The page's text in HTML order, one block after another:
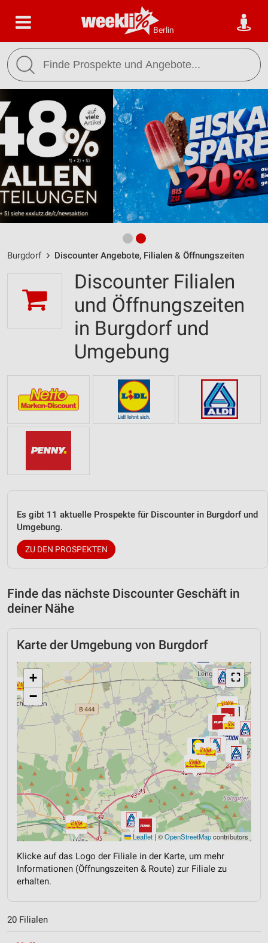
Berlin
Burgdorf Discounter Angebote, Filialen & Öffnungszeiten
Discounter Filialen
und Öffnungszeiten
in Burgdorf und
Umgebung
Es gibt 11 aktuelle Prospekte für Discounter in Burgdorf und
Umgebung.
ZU DEN PROSPEKTEN
Finde das nächste Discounter Geschäft in
deiner Nähe
Karte der Umgebung von Burgdorf
⛶
+
−
Leaflet | ©OpenStreetMapcontributors
Klicke auf das Logo der Filiale in der Karte, um mehr
Informationen (Öffnungszeiten & Route) zur Filiale zu
erhalten.
20 Filialen